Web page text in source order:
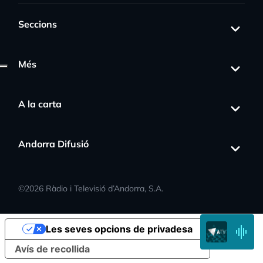
Seccions
Més
A la carta
Andorra Difusió
©2026 Ràdio i Televisió d’Andorra, S.A.
Avís de recollida
Les seves opcions de privadesa